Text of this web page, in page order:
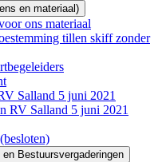
en materiaal)
ons materiaal
tillen skiff zonder
Salland 5 juni 2021
RV Salland 5 juni 2021
Bestuursvergaderingen